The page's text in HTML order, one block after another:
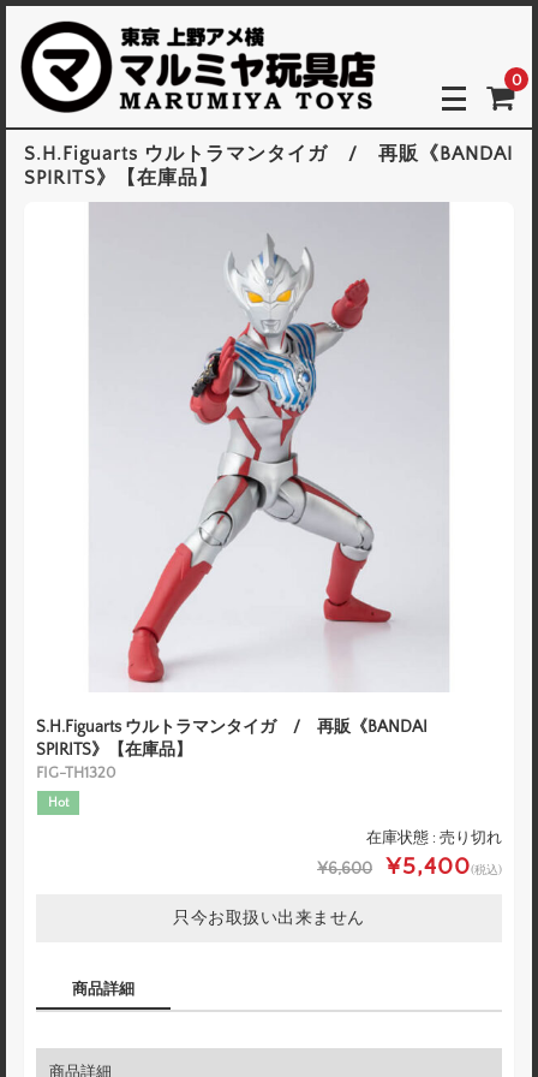
0
S.H.Figuarts ウルトラマンタイガ / 再販《BANDAI
SPIRITS》【在庫品】
S.H.Figuarts ウルトラマンタイガ / 再販《BANDAI
SPIRITS》【在庫品】
FIG-TH1320
Hot
在庫状態 : 売り切れ
¥6,600 ¥5,400(税込)
只今お取扱い出来ません
商品詳細
商品詳細